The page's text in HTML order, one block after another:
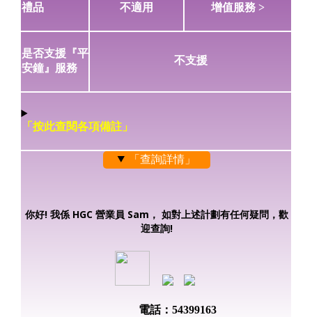
禮品 不適用 增值服務 >
是否支援『平
安鐘』服務
不支援
「按此查閱各項備註」
「查詢詳情」
你好! 我係 HGC 營業員 Sam， 如對上述計劃有任何疑問，歡
迎查詢!
電話：54399163